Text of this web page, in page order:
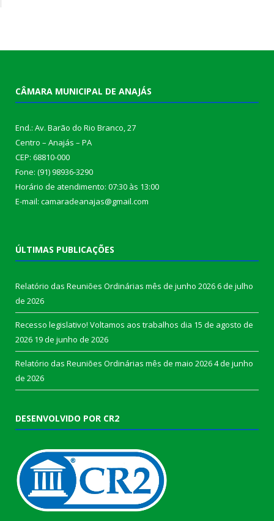
CÂMARA MUNICIPAL DE ANAJÁS
End.: Av. Barão do Rio Branco, 27
Centro – Anajás – PA
CEP: 68810-000
Fone: (91) 98936-3290
Horário de atendimento: 07:30 às 13:00
E-mail: camaradeanajas@gmail.com
ÚLTIMAS PUBLICAÇÕES
Relatório das Reuniões Ordinárias mês de junho 20266 de julho
de 2026
Recesso legislativo! Voltamos aos trabalhos dia 15 de agosto de
2026 19 de junho de 2026
Relatório das Reuniões Ordinárias mês de maio 20264 de junho
de 2026
DESENVOLVIDO POR CR2